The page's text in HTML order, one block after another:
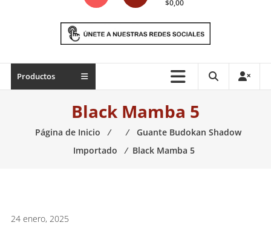
marciales
Todo
necesario
$0,00
Productos
Black Mamba 5
Página de Inicio ⁄ ⁄
Guante Budokan Shadow
Importado
⁄ Black Mamba 5
24 enero, 2025